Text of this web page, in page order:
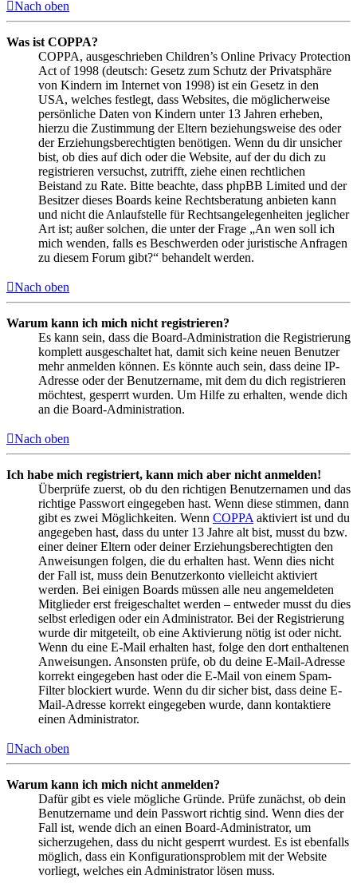
Nach oben
Was ist COPPA?
COPPA, ausgeschrieben Children’s Online Privacy Protection
Act of 1998 (deutsch: Gesetz zum Schutz der Privatsphäre
von Kindern im Internet von 1998) ist ein Gesetz in den
USA, welches festlegt, dass Websites, die möglicherweise
persönliche Daten von Kindern unter 13 Jahren erheben,
hierzu die Zustimmung der Eltern beziehungsweise des oder
der Erziehungsberechtigten benötigen. Wenn du dir unsicher
bist, ob dies auf dich oder die Website, auf der du dich zu
registrieren versuchst, zutrifft, ziehe einen rechtlichen
Beistand zu Rate. Bitte beachte, dass phpBB Limited und der
Besitzer dieses Boards keine Rechtsberatung anbieten kann
und nicht die Anlaufstelle für Rechtsangelegenheiten jeglicher
Art ist; außer solchen, die unter der Frage „An wen soll ich
mich wenden, falls es Beschwerden oder juristische Anfragen
zu diesem Forum gibt?“ behandelt werden.
Nach oben
Warum kann ich mich nicht registrieren?
Es kann sein, dass die Board-Administration die Registrierung
komplett ausgeschaltet hat, damit sich keine neuen Benutzer
mehr anmelden können. Es könnte auch sein, dass deine IP-
Adresse oder der Benutzername, mit dem du dich registrieren
möchtest, gesperrt wurden. Um Hilfe zu erhalten, wende dich
an die Board-Administration.
Nach oben
Ich habe mich registriert, kann mich aber nicht anmelden!
Überprüfe zuerst, ob du den richtigen Benutzernamen und das
richtige Passwort eingegeben hast. Wenn diese stimmen, dann
gibt es zwei Möglichkeiten. Wenn COPPA aktiviert ist und du
angegeben hast, dass du unter 13 Jahre alt bist, musst du bzw.
einer deiner Eltern oder deiner Erziehungsberechtigten den
Anweisungen folgen, die du erhalten hast. Wenn dies nicht
der Fall ist, muss dein Benutzerkonto vielleicht aktiviert
werden. Bei einigen Boards müssen alle neu angemeldeten
Mitglieder erst freigeschaltet werden – entweder musst du dies
selbst erledigen oder ein Administrator. Bei der Registrierung
wurde dir mitgeteilt, ob eine Aktivierung nötig ist oder nicht.
Wenn du eine E-Mail erhalten hast, folge den dort enthaltenen
Anweisungen. Ansonsten prüfe, ob du deine E-Mail-Adresse
korrekt eingegeben hast oder die E-Mail von einem Spam-
Filter blockiert wurde. Wenn du dir sicher bist, dass deine E-
Mail-Adresse korrekt eingegeben wurde, dann kontaktiere
einen Administrator.
Nach oben
Warum kann ich mich nicht anmelden?
Dafür gibt es viele mögliche Gründe. Prüfe zunächst, ob dein
Benutzername und dein Passwort richtig sind. Wenn dies der
Fall ist, wende dich an einen Board-Administrator, um
sicherzugehen, dass du nicht gesperrt wurdest. Es ist ebenfalls
möglich, dass ein Konfigurationsproblem mit der Website
vorliegt, welches ein Administrator lösen muss.